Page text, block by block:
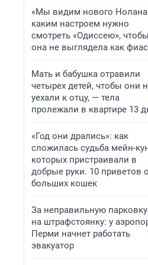
«Мы видим нового
каким настроем нужно
смотреть «Одиссею», чтобы
она не выглядела как
Мать и бабушка отравили
четырех детей, чтобы они
уехали к отцу, — тела
пролежали в квартире 13
«Год они дрались»: как
сложилась судьба мейн-
которых пристраивали в
добрые руки. 10 приветов
больших кошек
За неправильную
на штрафстоянку: у
Перми начнет работать
эвакуатор